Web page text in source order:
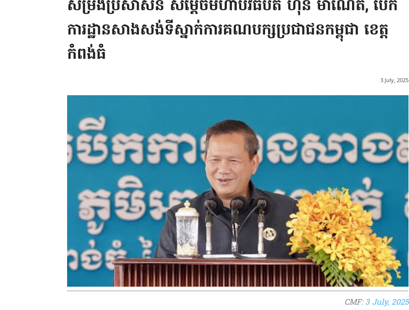
ភាព​
ព័ត៌មាន​
និង
សម្រង់ប្រសាសន៍ សម្តេចមហាបវធិបតី ហ៊ុន ម៉ាណែត, បើក
ការដ្ឋានសាងសង់ទីស្នាក់ការគណបក្សប្រជាជនកម្ពុជា ខេត្ត
កំពង់ធំ
3 July, 2025
CMF:3 July, 2025